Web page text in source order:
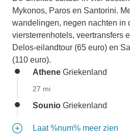
Mykonos, Paros en Santorini.
wandelingen, negen nachten in
viersterrenhotels, veertransfers
Delos-eilandtour (65 euro) en
(110 euro).
Athene Griekenland
27 mi
Sounio Griekenland
Laat %num% meer zien